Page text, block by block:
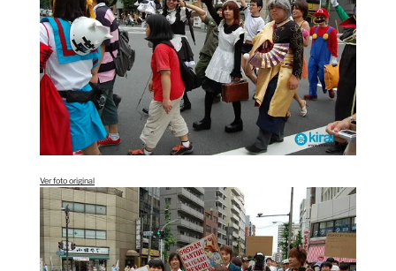
Ver foto original